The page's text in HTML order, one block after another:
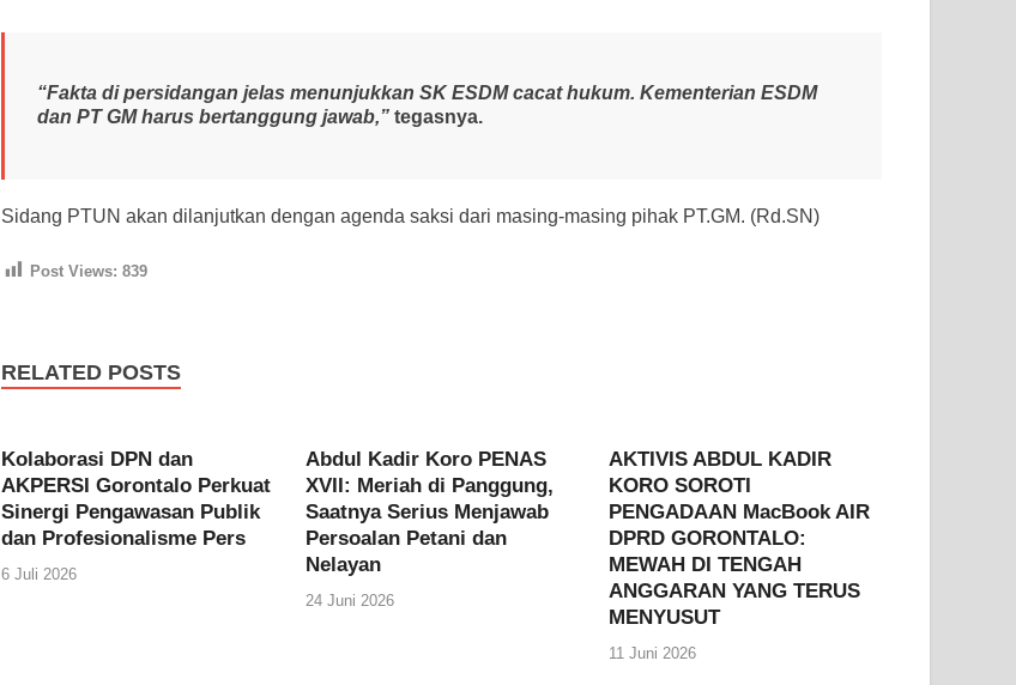
“Fakta di persidangan jelas menunjukkan SK ESDM cacat hukum. Kementerian ESDM
dan PT GM harus bertanggung jawab,” tegasnya.
Sidang PTUN akan dilanjutkan dengan agenda saksi dari masing-masing pihak PT.GM. (Rd.SN)
Post Views: 839
RELATED POSTS
Kolaborasi DPN dan
AKPERSI Gorontalo Perkuat
Sinergi Pengawasan Publik
dan Profesionalisme Pers
6 Juli 2026
Abdul Kadir Koro PENAS
XVII: Meriah di Panggung,
Saatnya Serius Menjawab
Persoalan Petani dan
Nelayan
24 Juni 2026
AKTIVIS ABDUL KADIR
KORO SOROTI
PENGADAAN MacBook AIR
DPRD GORONTALO:
MEWAH DI TENGAH
ANGGARAN YANG TERUS
MENYUSUT
11 Juni 2026